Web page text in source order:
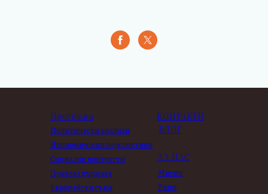
Програми
Политически анализи
Икономически перспективи
Социални контексти
Правова държава
Европейски съюз
ЗА НАС
Мисия
Екип
БЛОГ
КОНТАКТИ